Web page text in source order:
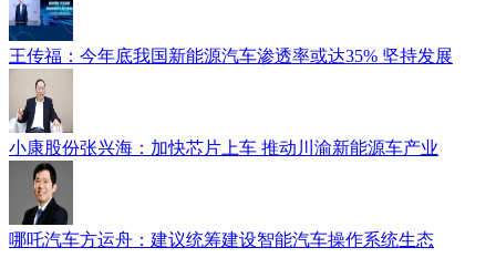
王传福：今年底我国新能源汽车渗透率或达35% 坚持发展
小康股份张兴海：加快芯片上车 推动川渝新能源车产业
哪吒汽车方运舟：建议统筹建设智能汽车操作系统生态